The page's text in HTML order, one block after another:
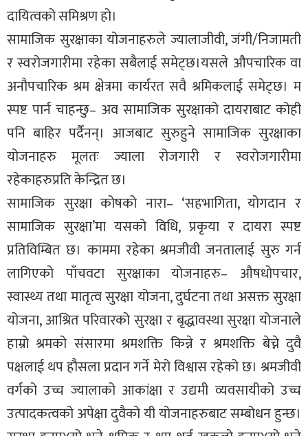
दायित्वको समिश्रण हो।
सामाजिक सुरक्षाका योजनाहरुले ज्यालाजीवी, जंगी/निजामती
र स्वरोजगारीमा रहेका सबैलाई समेट्छ।यसले औपचारिक वा
अनौपचारिक श्रम क्षेत्रमा कार्यरत सवै श्रमिकलाई समेट्छ। म
स्पष्ट पार्न चाहन्छु– अव सामाजिक सुरक्षाको दायराबाट कोही
पनि बाहिर पर्दैनन्। आजबाट सुरुहुने सामाजिक सुरक्षाका
योजनाहरु मूलतः ज्याला रोजगारी र स्वरोजगारीमा
रहेकाहरुप्रति केन्द्रित छ।
सामाजिक सुरक्षा कोषको नारा– ‘सहभागिता, योगदान र
सामाजिक सुरक्षा’मा यसको विधि, प्रकृया र दायरा स्पष्ट
प्रतिविम्बित छ। काममा रहेका श्रमजीवी जनतालाई सुरु गर्न
लागिएको पाँचवटा सुरक्षाका योजनाहरु– औषधोपचार,
स्वास्थ्य तथा मातृत्व सुरक्षा योजना, दुर्घटना तथा असक्त सुरक्षा
योजना, आश्रित परिवारको सुरक्षा र बृद्धावस्था सुरक्षा योजनाले
हाम्रो श्रमको संसारमा श्रमशक्ति किन्ने र श्रमशक्ति बेच्ने दुवै
पक्षलाई थप हौसला प्रदान गर्ने मेरो विश्वास रहेको छ। श्रमजीवी
वर्गको उच्च ज्यालाको आकांक्षा र उद्यमी व्यवसायीको उच्च
उत्पादकत्वको अपेक्षा दुवैको यी योजनाहरुबाट सम्बोधन हुन्छ।